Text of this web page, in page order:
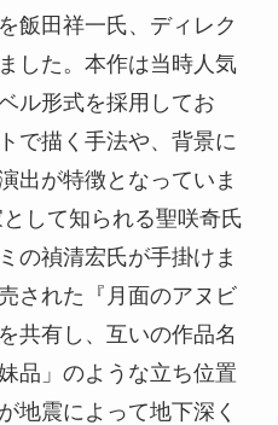
飯田祥一氏、ディレク
した。本作は当時人気
ル形式を採用してお
で描く手法や、背景に
出が特徴となっていま
して知られる聖咲奇氏
の禎清宏氏が手掛けま
された『月面のアヌビ
共有し、互いの作品名
品」のような立ち位置
地震によって地下深く